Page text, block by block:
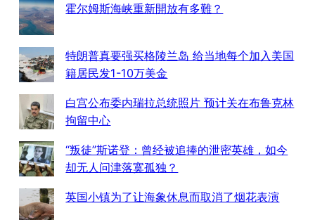
霍尔姆斯海峡重新開放有多難？
特朗普真要强买格陵兰岛 给当地每个加入美国
籍居民发1-10万美金
白宫公布委内瑞拉总统照片 预计关在布鲁克林
拘留中心
“叛徒”斯诺登：曾经被追捧的泄密英雄，如今
却无人问津落寞孤独？
英国小镇为了让海象休息而取消了烟花表演